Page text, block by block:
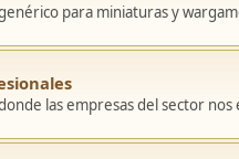
para miniaturas y
las empresas del sector